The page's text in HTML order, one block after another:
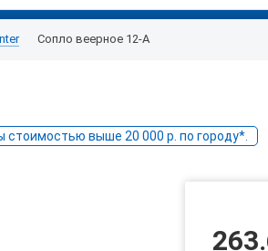
Сопло веерное 12-А
стоимостью выше 20 000 р. по городу*.